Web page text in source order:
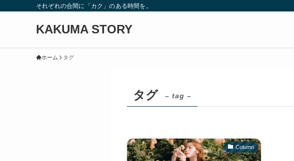
それぞれの合間に「カク」のある時間を。
KAKUMA STORY
ホーム タグ
タグ – tag –
Column